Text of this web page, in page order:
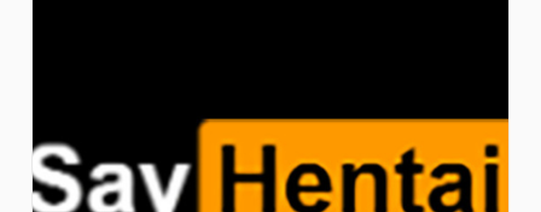
Followers